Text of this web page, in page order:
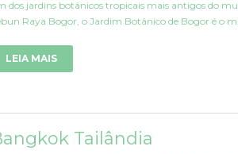
dos jardins botânicos tropicais mais antigos do
Raya Bogor, o Jardim Botânico de Bogor é o
LEIA MAIS
Tailândia